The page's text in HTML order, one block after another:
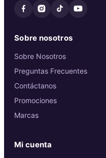
Sobre nosotros
Sobre Nosotros
Preguntas Frecuentes
Contáctanos
Promociones
Marcas
Mi cuenta